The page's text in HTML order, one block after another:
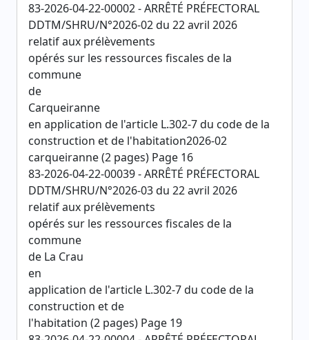
83-2026-04-22-00002 - ARRÊTÉ PRÉFECTORAL
DDTM/SHRU/N°2026-02 du 22 avril 2026
relatif aux prélèvements
opérés sur les ressources fiscales de la
commune
de
Carqueiranne
en application de l'article L.302-7 du code de la
construction et de l'habitation2026-02
carqueiranne (2 pages) Page 16
83-2026-04-22-00039 - ARRÊTÉ PRÉFECTORAL
DDTM/SHRU/N°2026-03 du 22 avril 2026
relatif aux prélèvements
opérés sur les ressources fiscales de la
commune
de La Crau
en
application de l'article L.302-7 du code de la
construction et de
l'habitation (2 pages) Page 19